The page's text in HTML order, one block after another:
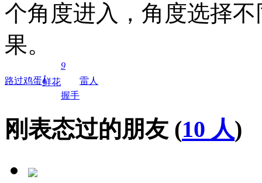
个角度进入，角度选择
果。
路过鸡蛋1
鲜花
9
握手
雷人
刚表态过的朋友 (10 人)